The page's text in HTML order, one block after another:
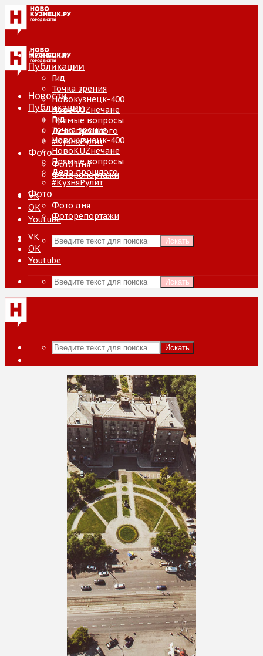
Новости
Публикации
Гид
Точка зрения
Новокузнецк-400
НовоKUZнечане
Прямые вопросы
Дело прошлого
#КузняРулит
Фото
Фото дня
Фоторепортажи
VK
ОК
Youtube
Искать
Новости
Публикации
Гид
Точка зрения
Новокузнецк-400
НовоKUZнечане
Прямые вопросы
Дело прошлого
#КузняРулит
Фото
Фото дня
Фоторепортажи
VK
ОК
Youtube
Искать
Искать